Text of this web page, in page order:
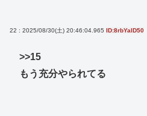
22 : 2025/08/30(土) 20:46:04.965 ID:8rbYalD50
>>15
もう充分やられてる